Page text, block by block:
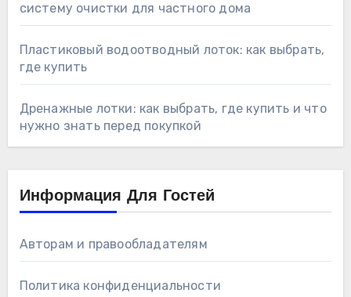
систему очистки для частного дома
Пластиковый водоотводный лоток: как выбрать,
где купить
Дренажные лотки: как выбрать, где купить и что
нужно знать перед покупкой
Информация Для Гостей
Авторам и правообладателям
Политика конфиденциальности